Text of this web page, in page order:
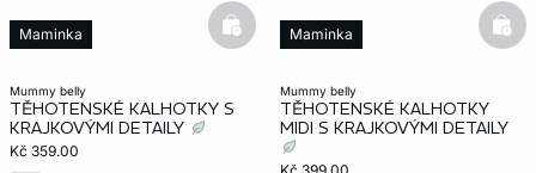
mummy belly
TĚHOTENSKÉ KALHOTKY S
KRAJKOVÝMI DETAILY
Kč 359.00
Maminka basketfull
mummy belly
TĚHOTENSKÉ KALHOTKY
MIDI S KRAJKOVÝMI DETAILY
Maminka